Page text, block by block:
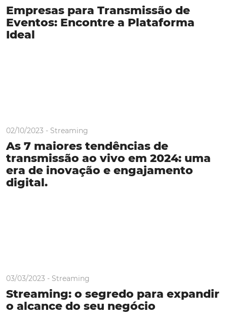
Empresas para Transmissão de
Eventos: Encontre a Plataforma
Ideal
02/10/2023 - Streaming
As 7 maiores tendências de
transmissão ao vivo em 2024: uma
era de inovação e engajamento
digital.
03/03/2023 - Streaming
Streaming: o segredo para expandir
o alcance do seu negócio